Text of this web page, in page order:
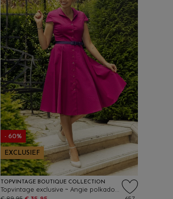
- 60%
EXCLUSIEF
TOPVINTAGE BOUTIQUE COLLECTION